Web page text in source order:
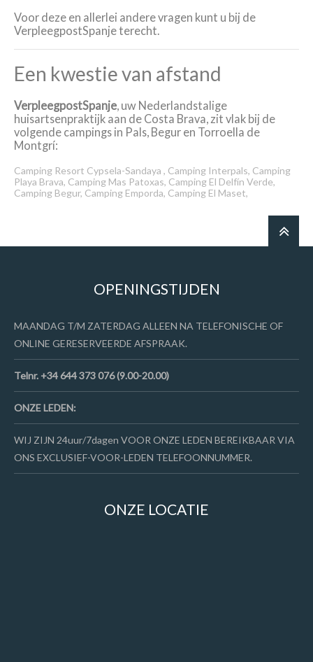
Voor deze en allerlei andere vragen kunt u bij de
VerpleegpostSpanje terecht.
Een kwestie van afstand
VerpleegpostSpanje, uw Nederlandstalige
huisartsenpraktijk aan de Costa Brava, zit vlak bij de
volgende campings in Pals, Begur en Torroella de
Montgrí:
Camping Resort Cypsela-Sandaya , Camping Interpals, Camping
Playa Brava, Camping Mas Patoxas, Camping El Delfín Verde,
Camping Begur, Camping Emporda, Camping El Maset,
OPENINGSTIJDEN
MAANDAG T/M ZATERDAG ALLEEN NA TELEFONISCHE OF
ONLINE GERESERVEERDE AFSPRAAK.
Telnr. +34 644 373 076 (9.00-20.00)
ONZE LEDEN:
WIJ ZIJN 24uur/7dagen VOOR ONZE LEDEN BEREIKBAAR VIA
ONS EXCLUSIEF-VOOR-LEDEN TELEFOONNUMMER.
ONZE LOCATIE